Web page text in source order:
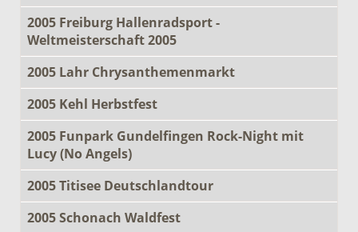
2005 Freiburg Hallenradsport -
Weltmeisterschaft 2005
2005 Lahr Chrysanthemenmarkt
2005 Kehl Herbstfest
2005 Funpark Gundelfingen Rock-Night mit
Lucy (No Angels)
2005 Titisee Deutschlandtour
2005 Schonach Waldfest